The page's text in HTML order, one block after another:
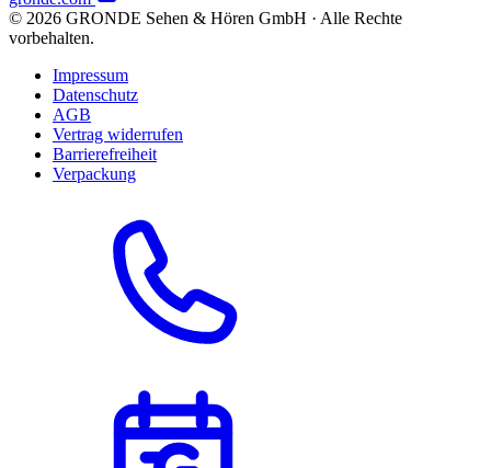
© 2026 GRONDE Sehen & Hören GmbH · Alle Rechte
vorbehalten.
Impressum
Datenschutz
AGB
Vertrag widerrufen
Barrierefreiheit
Verpackung